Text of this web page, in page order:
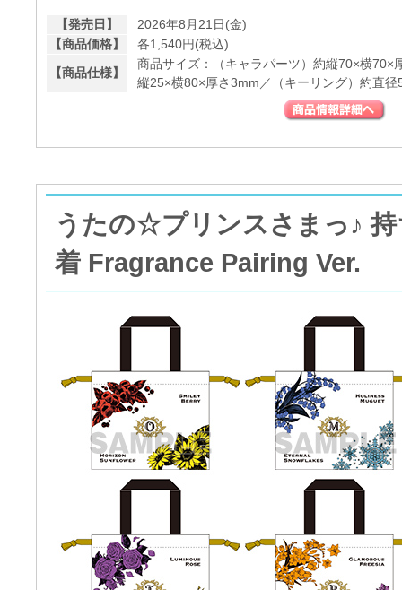
【発売日】
2026年8月21日(金)
【商品価格】
各1,540円(税込)
【商品仕様】
商品サイズ：（キャラパーツ）約縦70×横70×
縦25×横80×厚さ3mm／（キーリング）約直径
うたの☆プリンスさまっ♪
着 Fragrance Pairing Ver.